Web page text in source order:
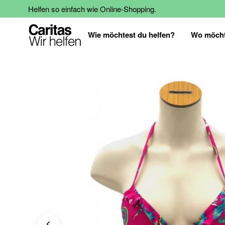
Helfen so einfach wie Online-Shopping.
Wie möchtest du helfen? Wo